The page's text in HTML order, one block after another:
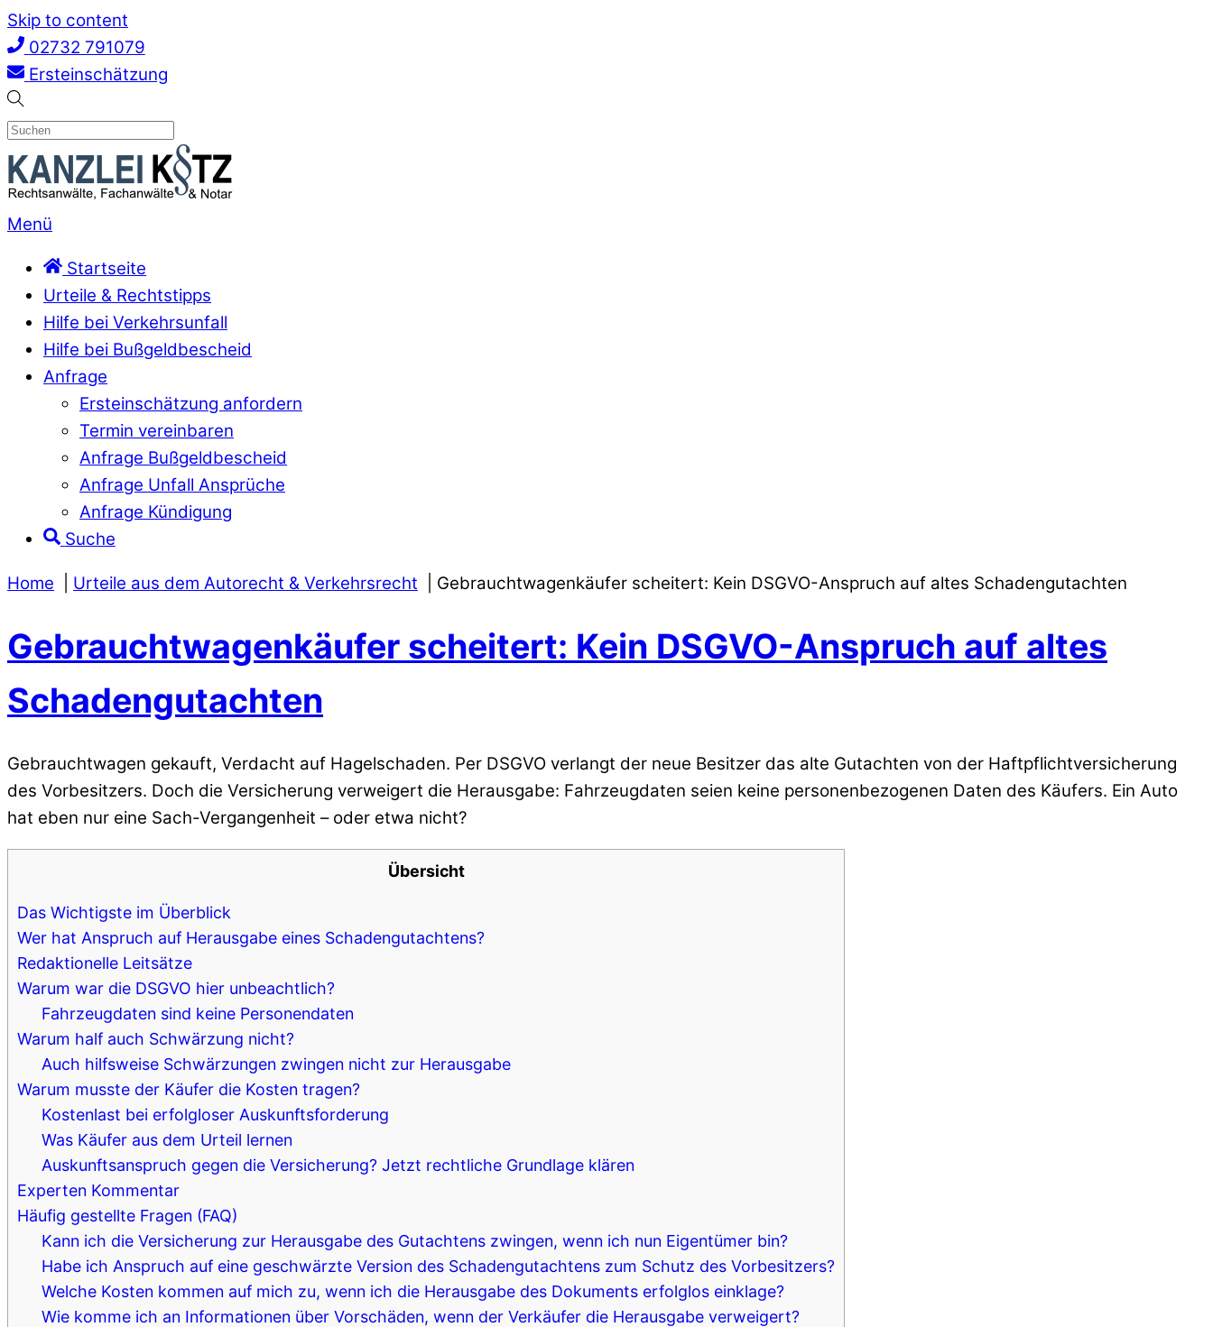
Skip to content
02732 791079
Ersteinschätzung
Menü
Startseite
Urteile & Rechtstipps
Hilfe bei Verkehrsunfall
Hilfe bei Bußgeldbescheid
Anfrage
Ersteinschätzung anfordern
Termin vereinbaren
Anfrage Bußgeldbescheid
Anfrage Unfall Ansprüche
Anfrage Kündigung
Suche
Home Urteile aus dem Autorecht & Verkehrsrecht Gebrauchtwagenkäufer scheitert: Kein DSGVO-Anspruch auf altes Schadengutachten
Gebrauchtwagenkäufer scheitert: Kein DSGVO-Anspruch auf altes
Schadengutachten
Gebrauchtwagen gekauft, Verdacht auf Hagelschaden. Per DSGVO verlangt der neue Besitzer das alte Gutachten von der Haftpflichtversicherung
des Vorbesitzers. Doch die Versicherung verweigert die Herausgabe: Fahrzeugdaten seien keine personenbezogenen Daten des Käufers. Ein Auto
hat eben nur eine Sach-Vergangenheit – oder etwa nicht?
Übersicht
Das Wichtigste im Überblick
Wer hat Anspruch auf Herausgabe eines Schadengutachtens?
Redaktionelle Leitsätze
Warum war die DSGVO hier unbeachtlich?
Fahrzeugdaten sind keine Personendaten
Warum half auch Schwärzung nicht?
Auch hilfsweise Schwärzungen zwingen nicht zur Herausgabe
Warum musste der Käufer die Kosten tragen?
Kostenlast bei erfolgloser Auskunftsforderung
Was Käufer aus dem Urteil lernen
Auskunftsanspruch gegen die Versicherung? Jetzt rechtliche Grundlage klären
Experten Kommentar
Häufig gestellte Fragen (FAQ)
Kann ich die Versicherung zur Herausgabe des Gutachtens zwingen, wenn ich nun Eigentümer bin?
Habe ich Anspruch auf eine geschwärzte Version des Schadengutachtens zum Schutz des Vorbesitzers?
Welche Kosten kommen auf mich zu, wenn ich die Herausgabe des Dokuments erfolglos einklage?
Wie komme ich an Informationen über Vorschäden, wenn der Verkäufer die Herausgabe verweigert?